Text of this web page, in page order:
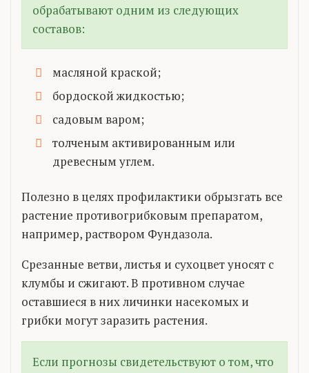
обрабатывают одним из следующих
составов:
масляной краской;
бордоской жидкостью;
садовым варом;
толченым активированным или
древесным углем.
Полезно в целях профилактики обрызгать все
растение противогрибковым препаратом,
например, раствором Фундазола.
Срезанные ветви, листья и сухоцвет уносят с
клумбы и сжигают. В противном случае
оставшиеся в них личинки насекомых и
грибки могут заразить растения.
Если прогнозы свидетельствуют о том, что